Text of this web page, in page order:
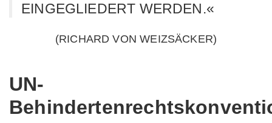
EINGEGLIEDERT WERDEN.«
(RICHARD VON WEIZSÄCKER)
UN-